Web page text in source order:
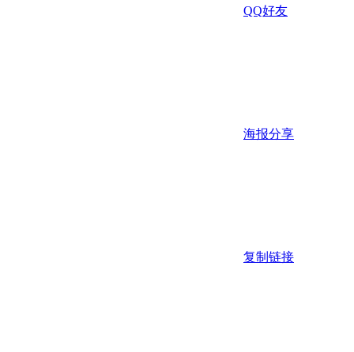
QQ好友
海报分享
复制链接